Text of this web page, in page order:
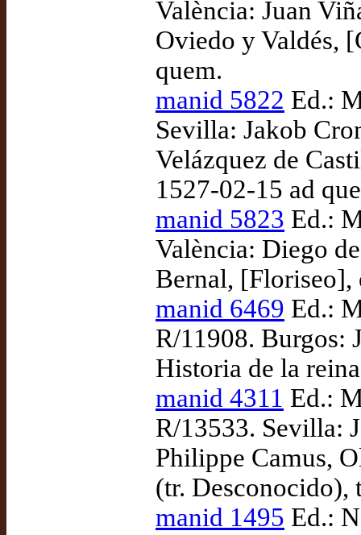
València: Juan
Oviedo y Valdés,
quem.
manid 5822 Ed.:
Sevilla: Jakob
Velázquez de
1527-02-15 ad
manid 5823 Ed.:
València: Diego
Bernal, [Floriseo],
manid 6469 Ed.:
R/11908. Burgos:
Historia de la
manid 4311 Ed.:
R/13533. Sevilla:
Philippe Camus,
(tr. Desconocido),
manid 1495 Ed.: